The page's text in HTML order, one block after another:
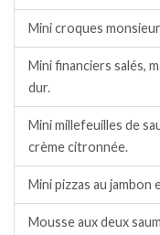
Mini croques
Mini financiers salés,
dur.
Mini millefeuilles de
crème citronnée.
Mini pizzas au jambon
Mousse aux deux